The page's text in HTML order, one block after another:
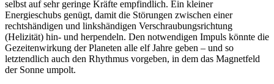
selbst auf sehr geringe Kräfte empfindlich. Ein kleiner
Energieschubs genügt, damit die Störungen zwischen einer
rechtshändigen und linkshändigen Verschraubungsrichtung
(Helizität) hin- und herpendeln. Den notwendigen Impuls könnte die
Gezeitenwirkung der Planeten alle elf Jahre geben – und so
letztendlich auch den Rhythmus vorgeben, in dem das Magnetfeld
der Sonne umpolt.